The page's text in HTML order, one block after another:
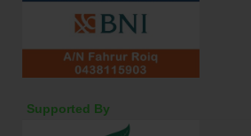
Supported By